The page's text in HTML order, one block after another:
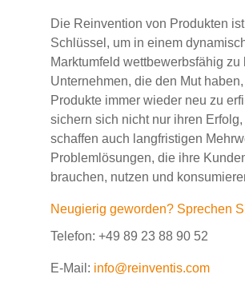
Die Reinvention von Produkten
Schlüssel, um in einem
Marktumfeld wettbewerbsfähig zu
Unternehmen, die den Mut
Produkte immer wieder neu zu
sichern sich nicht nur ihren
schaffen auch langfristigen
Problemlösungen, die ihre
brauchen, nutzen und
Neugierig geworden? Sprechen
Telefon: +49 89 23 88 90 52
E-Mail: info@reinventis.com